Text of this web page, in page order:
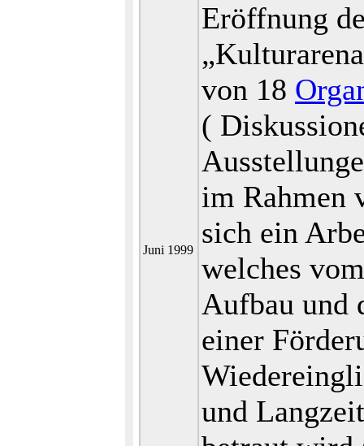
Juni 1999
Eröffnung
von 18
(
im Rahmen
sich ein
welches
Aufbau und
einer
und